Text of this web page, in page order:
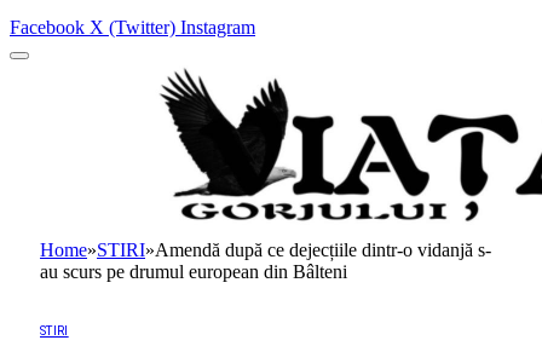
Facebook X (Twitter) Instagram
Home»STIRI»Amendă după ce dejecțiile dintr-o vidanjă s-
au scurs pe drumul european din Bâlteni
STIRI